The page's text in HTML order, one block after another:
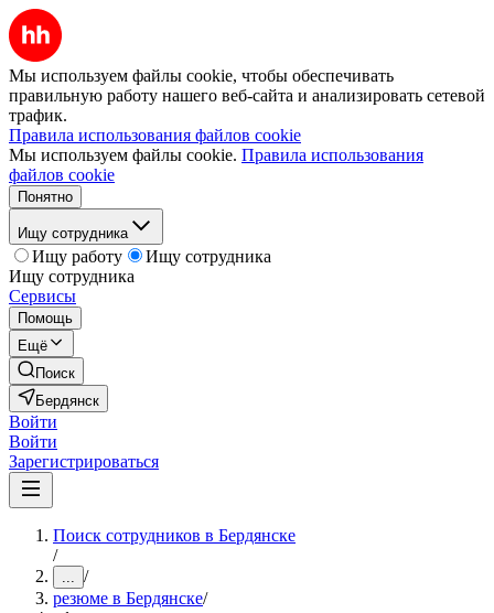
Мы используем файлы cookie, чтобы обеспечивать
правильную работу нашего веб-сайта и анализировать сетевой
трафик.
Правила использования файлов cookie
Мы используем файлы cookie. Правила использования
файлов cookie
Понятно
Ищу сотрудника
Ищу работу
Ищу сотрудника
Ищу сотрудника
Сервисы
Помощь
Ещё
Поиск
Бердянск
Войти
Войти
Зарегистрироваться
Поиск сотрудников в Бердянске
/
... /
резюме в Бердянске/